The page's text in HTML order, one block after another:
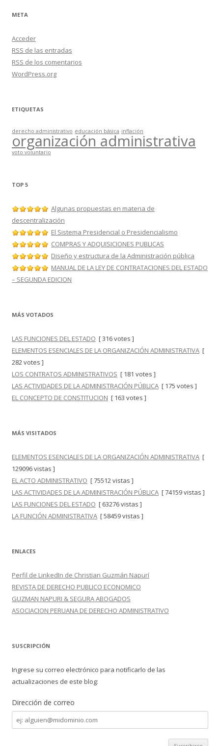
META
Acceder
RSS de las entradas
RSS de los comentarios
WordPress.org
ETIQUETAS
derecho administrativo educación básica inflación
organización administrativa
voto voluntario
TOP 5
Algunas propuestas en materia de
descentralización
El Sistema Presidencial o Presidencialismo
COMPRAS Y ADQUISICIONES PUBLICAS
Diseño y estructura de la Administración pública
MANUAL DE LA LEY DE CONTRATACIONES DEL ESTADO
– SEGUNDA EDICION
MÁS VOTADOS
LAS FUNCIONES DEL ESTADO [ 316 votes ]
ELEMENTOS ESENCIALES DE LA ORGANIZACIÓN ADMINISTRATIVA [
282 votes ]
LOS CONTRATOS ADMINISTRATIVOS [ 181 votes ]
LAS ACTIVIDADES DE LA ADMINISTRACIÓN PÚBLICA [ 175 votes ]
EL CONCEPTO DE CONSTITUCION [ 163 votes ]
MÁS VISITADOS
ELEMENTOS ESENCIALES DE LA ORGANIZACIÓN ADMINISTRATIVA [
129096 vistas ]
EL ACTO ADMINISTRATIVO [ 75512 vistas ]
LAS ACTIVIDADES DE LA ADMINISTRACIÓN PÚBLICA [ 74159 vistas ]
LAS FUNCIONES DEL ESTADO [ 63276 vistas ]
LA FUNCIÓN ADMINISTRATIVA [ 58459 vistas ]
ENLACES
Perfil de LinkedIn de Christian Guzmán Napurí
REVISTA DE DERECHO PUBLICO ECONOMICO
GUZMAN NAPURI & SEGURA ABOGADOS
ASOCIACION PERUANA DE DERECHO ADMINISTRATIVO
SUSCRIPCIÓN
Ingrese su correo electrónico para notificarlo de las
actualizaciones de este blog:
Dirección de correo
Dirección
de
correo